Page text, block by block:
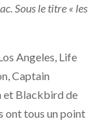
Sous le titre « les
Angeles, Life
Captain
et Blackbird de
ont tous un point